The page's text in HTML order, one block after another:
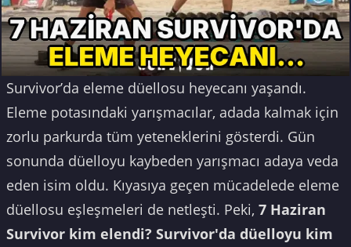
Survivor’da eleme düellosu heyecanı yaşandı.
Eleme potasındaki yarışmacılar, adada kalmak için
zorlu parkurda tüm yeteneklerini gösterdi. Gün
sonunda düelloyu kaybeden yarışmacı adaya veda
eden isim oldu. Kıyasıya geçen mücadelede eleme
düellosu eşleşmeleri de netleşti. Peki, 7 Haziran
Survivor kim elendi? Survivor'da düelloyu kim